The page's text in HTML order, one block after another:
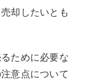
却したいとも
ために必要な
意点について